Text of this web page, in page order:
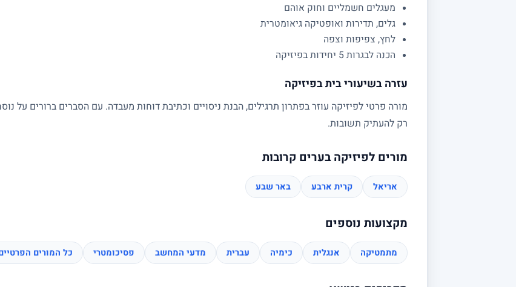
מעגלים חשמליים וחוק אוהם
גלים, תדירות ואופטיקה גיאומטרית
לחץ, צפיפות וצפה
הכנה לבגרות 5 יחידות בפיזיקה
עזרה בשיעורי בית בפיזיקה
מורה פרטי לפיזיקה עוזר בפתרון תרגילים, הבנת ניסויים וכתיבת דוחות מעבדה. עם הסברים ברורים על
רק להעתיק תשובות.
מורים לפיזיקה בערים קרובות
אריאל קרית ארבע באר שבע
מקצועות נוספים
מתמטיקה אנגלית כימיה עברית מדעי המחשב פסיכומטרי כל המורים